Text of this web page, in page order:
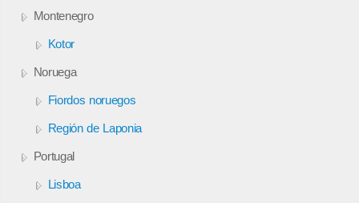
Montenegro
Kotor
Noruega
Fiordos noruegos
Región de Laponia
Portugal
Lisboa